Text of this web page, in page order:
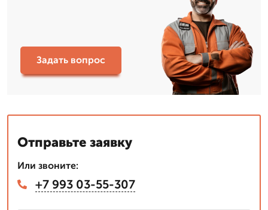
Задать вопрос
Отправьте заявку
Или звоните:
+7 993 03-55-307